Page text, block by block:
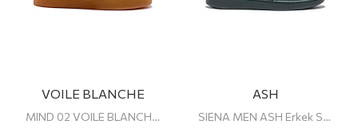
VOILE BLANCHE
MIND 02 VOILE BLANCHE ERKEK SNEAKER
ASH
SIENA MEN ASH Erkek Sneaker